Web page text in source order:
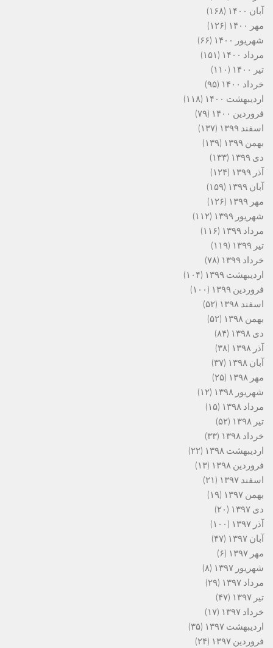
آبان ۱۴۰۰
(۱۶۸)
مهر ۱۴۰۰
(۱۲۶)
شهریور ۱۴۰۰
(۶۶)
مرداد ۱۴۰۰
(۱۵۱)
تیر ۱۴۰۰
(۱۱۰)
خرداد ۱۴۰۰
(۹۵)
اردیبهشت ۱۴۰۰
(۱۱۸)
فروردین ۱۴۰۰
(۷۹)
اسفند ۱۳۹۹
(۱۳۷)
بهمن ۱۳۹۹
(۱۳۹)
دی ۱۳۹۹
(۱۳۳)
آذر ۱۳۹۹
(۱۲۴)
آبان ۱۳۹۹
(۱۵۹)
مهر ۱۳۹۹
(۱۲۶)
شهریور ۱۳۹۹
(۱۱۲)
مرداد ۱۳۹۹
(۱۱۶)
تیر ۱۳۹۹
(۱۱۹)
خرداد ۱۳۹۹
(۷۸)
اردیبهشت ۱۳۹۹
(۱۰۴)
فروردین ۱۳۹۹
(۱۰۰)
اسفند ۱۳۹۸
(۵۲)
بهمن ۱۳۹۸
(۵۲)
دی ۱۳۹۸
(۸۴)
آذر ۱۳۹۸
(۳۸)
آبان ۱۳۹۸
(۳۷)
مهر ۱۳۹۸
(۲۵)
شهریور ۱۳۹۸
(۱۲)
مرداد ۱۳۹۸
(۱۵)
تیر ۱۳۹۸
(۵۲)
خرداد ۱۳۹۸
(۳۳)
اردیبهشت ۱۳۹۸
(۲۲)
فروردین ۱۳۹۸
(۱۳)
اسفند ۱۳۹۷
(۲۱)
بهمن ۱۳۹۷
(۱۹)
دی ۱۳۹۷
(۲۰)
آذر ۱۳۹۷
(۱۰۰)
آبان ۱۳۹۷
(۴۷)
مهر ۱۳۹۷
(۶)
شهریور ۱۳۹۷
(۸)
مرداد ۱۳۹۷
(۲۹)
تیر ۱۳۹۷
(۴۷)
خرداد ۱۳۹۷
(۱۷)
اردیبهشت ۱۳۹۷
(۳۵)
فروردین ۱۳۹۷
(۲۴)